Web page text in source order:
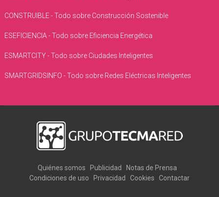
CONSTRUIBLE - Todo sobre Construcción Sostenible
ESEFICIENCIA - Todo sobre Eficiencia Energética
ESMARTCITY - Todo sobre Ciudades Inteligentes
SMARTGRIDSINFO - Todo sobre Redes Eléctricas Inteligentes
Quiénes somos Publicidad
Notas de Prensa
Condiciones de uso
Privacidad Cookies Contactar